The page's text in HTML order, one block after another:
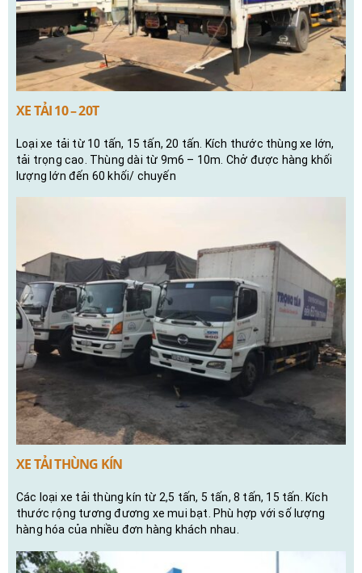
XE TẢI 10 – 20T
Loại xe tải từ 10 tấn, 15 tấn, 20 tấn. Kích thước thùng xe lớn,
tải trọng cao. Thùng dài từ 9m6 – 10m. Chở được hàng khối
lượng lớn đến 60 khối/ chuyến
XE TẢI THÙNG KÍN
Các loại xe tải thùng kín từ 2,5 tấn, 5 tấn, 8 tấn, 15 tấn. Kích
thước rộng tương đương xe mui bạt. Phù hợp với số lượng
hàng hóa của nhiều đơn hàng khách nhau.